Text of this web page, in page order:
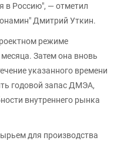
в Россию", — отметил
Дмитрий Уткин.
режиме
Затем она вновь
указанного времени
годовой запас ДМЭА,
внутреннего рынка
для производства